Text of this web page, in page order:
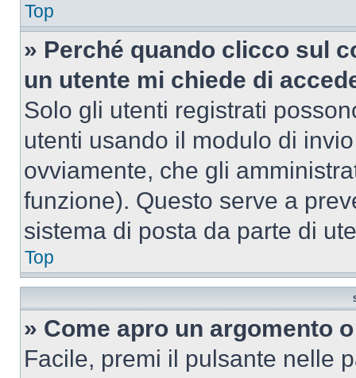
Top
» Perché quando clicco sul
un utente mi chiede di
Solo gli utenti registrati
utenti usando il modulo di
ovviamente, che gli
funzione). Questo serve a
sistema di posta da parte di
Top
» Come apro un argomento
Facile, premi il pulsante nelle